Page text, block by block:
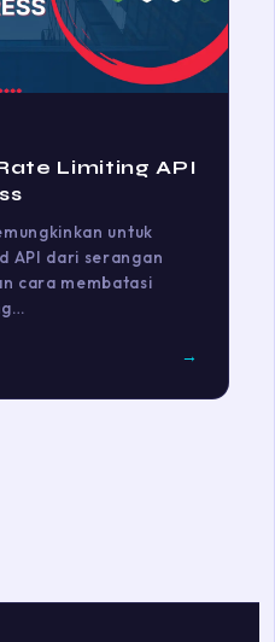
Limiting API
untuk
API dari serangan
cara membatasi
→